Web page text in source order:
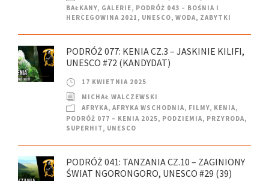
BAŁKANY, GALERIE, PODRÓŻ 043 – BOŚNIA I
HERCEGOWINA 2021 , UNESCO, WODA, ZABYTKI
PODRÓŻ 077: KENIA CZ.3 – JASKINIE KILIFI,
UNESCO #72 (KANDYDAT)
17 KWIETNIA 2025
MICHAŁ WALCZEWSKI
AFRYKA, AFRYKA WSCHODNIA, FILMY, KENIA,
PODRÓŻ 077 – KENIA 2025, PODZIEMIA, PRZYRODA,
SUPERHIT, UNESCO
PODRÓŻ 041: TANZANIA CZ.10 – ZAGINIONY
ŚWIAT NGORONGORO, UNESCO #29 (39)